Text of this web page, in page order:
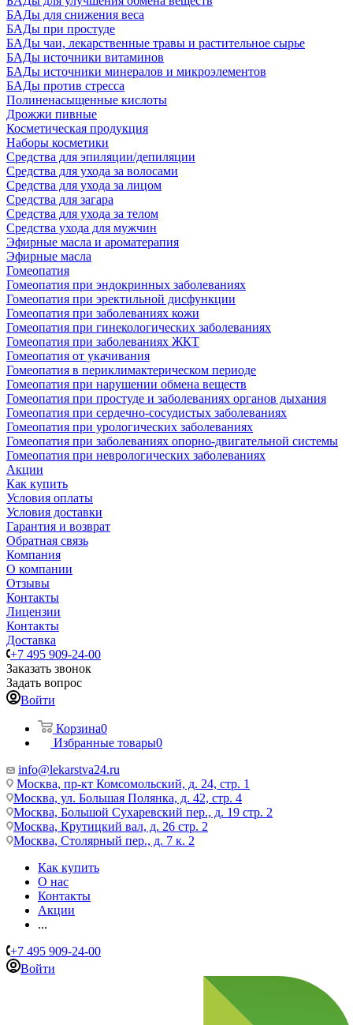
БАДы для снижения веса
БАДы при простуде
БАДы чаи, лекарственные травы и растительное сырье
БАДы источники витаминов
БАДы источники минералов и микроэлементов
БАДы против стресса
Полиненасыщенные кислоты
Дрожжи пивные
Косметическая продукция
Наборы косметики
Средства для эпиляции/депиляции
Средства для ухода за волосами
Средства для ухода за лицом
Средства для загара
Средства для ухода за телом
Средства ухода для мужчин
Эфирные масла и ароматерапия
Эфирные масла
Гомеопатия
Гомеопатия при эндокринных заболеваниях
Гомеопатия при эректильной дисфункции
Гомеопатия при заболеваниях кожи
Гомеопатия при гинекологических заболеваниях
Гомеопатия при заболеваниях ЖКТ
Гомеопатия от укачивания
Гомеопатия в периклимактерическом периоде
Гомеопатия при нарушении обмена веществ
Гомеопатия при простуде и заболеваниях органов дыхания
Гомеопатия при сердечно-сосудистых заболеваниях
Гомеопатия при урологических заболеваниях
Гомеопатия при заболеваниях опорно-двигательной системы
Гомеопатия при неврологических заболеваниях
Акции
Как купить
Условия оплаты
Условия доставки
Гарантия и возврат
Обратная связь
Компания
О компании
Отзывы
Контакты
Лицензии
Контакты
Доставка
+7 495 909-24-00
Заказать звонок
Задать вопрос
Войти
Корзина0
Избранные товары0
info@lekarstva24.ru
Москва, пр-кт Комсомольский, д. 24, стр. 1
Москва, ул. Большая Полянка, д. 42, стр. 4
Москва, Большой Сухаревский пер., д. 19 стр. 2
Москва, Крутицкий вал, д. 26 стр. 2
Москва, Столярный пер., д. 7 к. 2
Как купить
О нас
Контакты
Акции
...
+7 495 909-24-00
Войти